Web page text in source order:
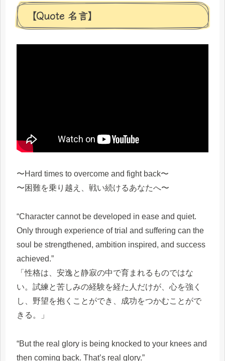
【Quote 名言】
〜Hard times to overcome and fight back〜
〜困難を乗り越え、戦い続けるあなたへ〜
“Character cannot be developed in ease and quiet.
Only through experience of trial and suffering can the
soul be strengthened, ambition inspired, and success
achieved.”
「性格は、安逸と静寂の中で育まれるものではな
い。試練と苦しみの経験を経た人だけが、心を強く
し、野望を抱くことができ、成功をつかむことがで
きる。」
“But the real glory is being knocked to your knees and
then coming back. That’s real glory.”